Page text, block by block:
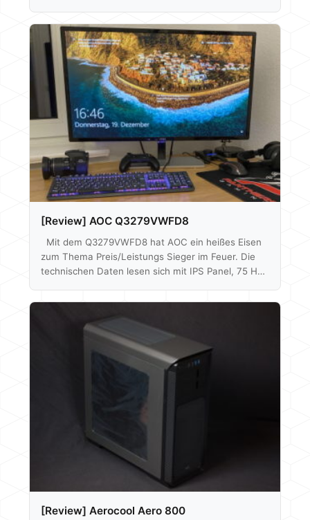
Warum dieses nicht also direkt für euch testen?!
Für knapp über 40€ laut Preisvergleich ist es das
günstigste Case von Fractal Design, das der neuen
Designsprache folgt - taugt es also etwas oder
wurde hier am falschen Ende gespart? Wir finden
es…
[Review] AOC Q3279VWFD8
Mit dem Q3279VWFD8 hat AOC ein heißes Eisen
zum Thema Preis/Leistungs Sieger im Feuer. Die
technischen Daten lesen sich mit IPS Panel, 75 Hz,
gut. Alles in einem Paket zusammengeschnürt zu
Ob der Monitor aber auch abliefert, werden wir
herausfinden. Mittels Spyder 5 können wir auch auf
die Bildqualität, Farbabweichung etc. eingehen und
auch schauen was eine Farbkalibrierung…
[Review] Aerocool Aero 800